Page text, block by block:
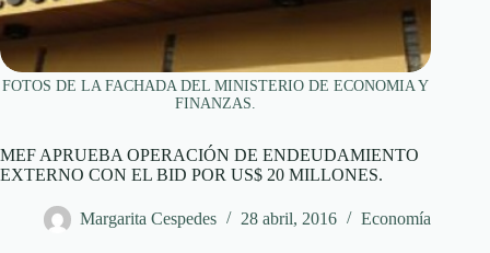
FOTOS DE LA FACHADA DEL MINISTERIO DE ECONOMIA Y
FINANZAS.
MEF APRUEBA OPERACIÓN DE ENDEUDAMIENTO
EXTERNO CON EL BID POR US$ 20 MILLONES.
Margarita Cespedes 28 abril, 2016 Economía